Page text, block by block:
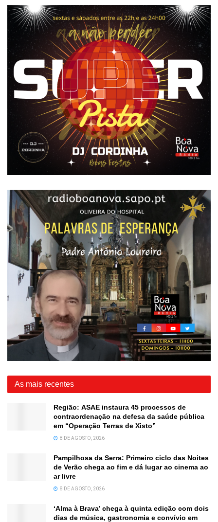
As mais recentes
Região: ASAE instaura 45 processos de
contraordenação na defesa da saúde pública
em “Operação Terras de Xisto”
8 DE AGOSTO, 2026
Pampilhosa da Serra: Primeiro ciclo das Noites
de Verão chega ao fim e dá lugar ao cinema ao
ar livre
8 DE AGOSTO, 2026
‘Alma à Brava’ chega à quinta edição com dois
dias de música, gastronomia e convívio em